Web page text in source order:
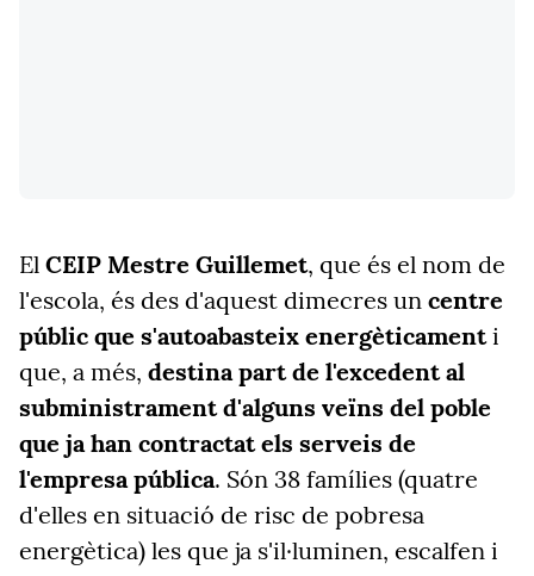
El CEIP Mestre Guillemet, que és el nom de
l'escola, és des d'aquest dimecres un centre
públic que s'autoabasteix energèticamenti
que, a més, destina part de l'excedent al
subministrament d'alguns veïns del poble
que ja han contractat els serveis de
l'empresa pública. Són 38 famílies (quatre
d'elles en situació de risc de pobresa
energètica) les que ja s'il·luminen, escalfen i